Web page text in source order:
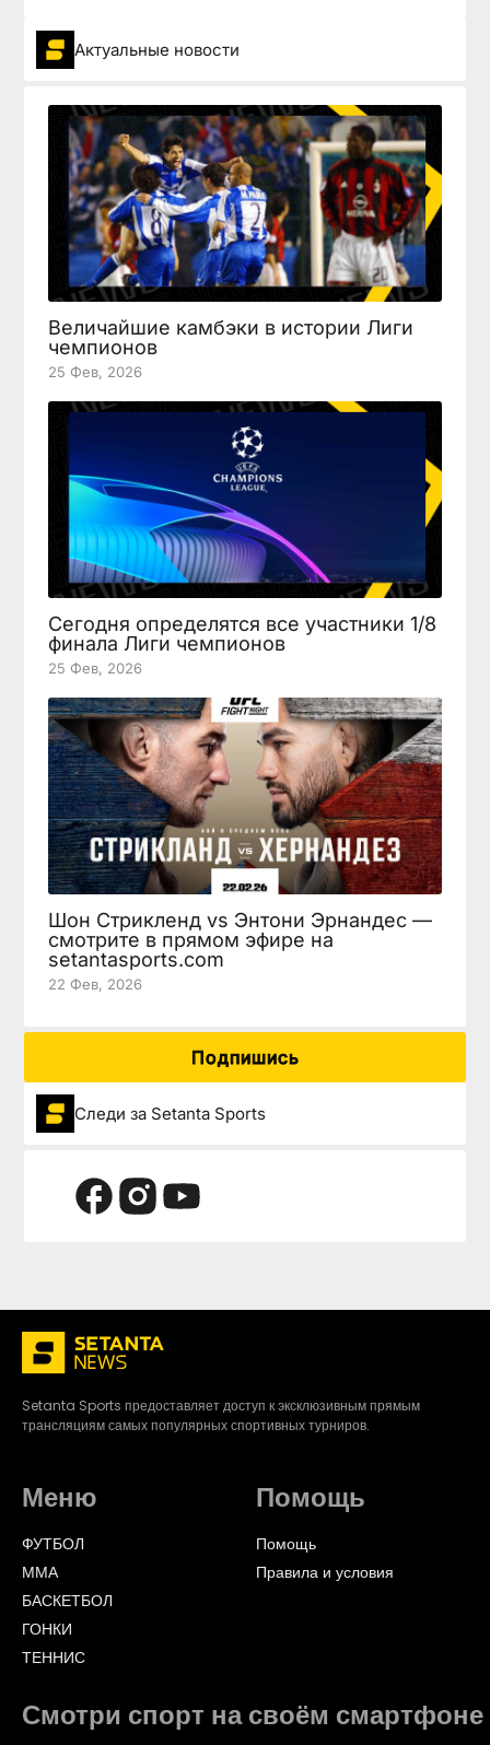
Актуальные новости
Величайшие камбэки в истории Лиги
чемпионов
25 Фев, 2026
Сегодня определятся все участники 1/8
финала Лиги чемпионов
25 Фев, 2026
Шон Стрикленд vs Энтони Эрнандес —
смотрите в прямом эфире на
setantasports.com
22 Фев, 2026
Подпишись
Следи за Setanta Sports
Setanta Sports предоставляет доступ к эксклюзивным прямым
трансляциям самых популярных спортивных турниров.
Меню
ФУТБОЛ
ММА
БАСКЕТБОЛ
ГОНКИ
ТЕННИС
Помощь
Помощь
Правила и условия
Смотри спорт на своём смартфоне